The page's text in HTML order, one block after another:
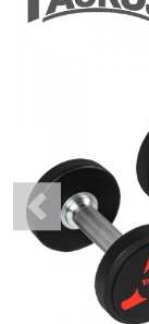
Previous